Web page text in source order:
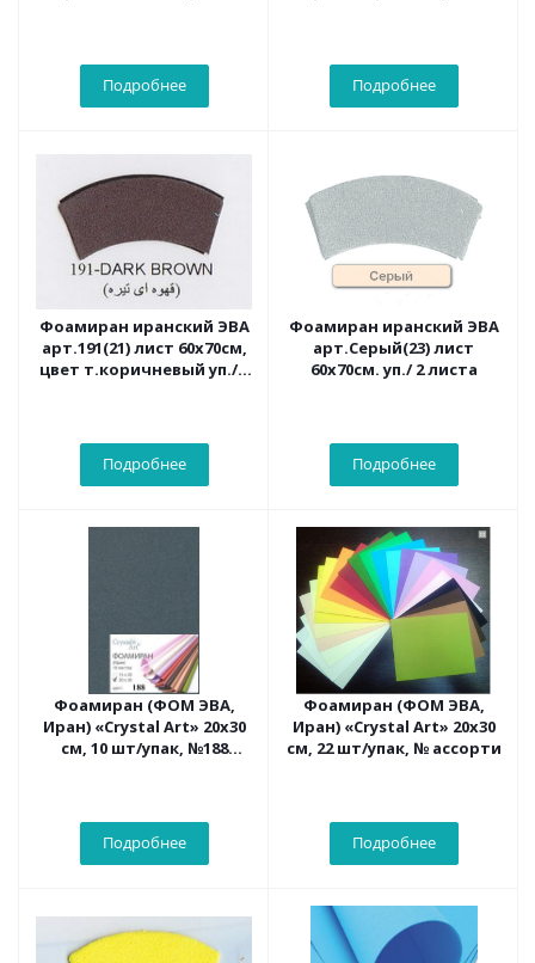
Подробнее Подробнее
Фоамиран иранский ЭВА
арт.191(21) лист 60х70см,
цвет т.коричневый уп./ 2
Подробнее
Фоамиран иранский ЭВА
арт.Серый(23) лист
60х70см. уп./ 2 листа
Подробнее
Фоамиран (ФОМ ЭВА,
Иран) «Crystal Art» 20х30
см, 10 шт/упак, №188
Подробнее
Фоамиран (ФОМ ЭВА,
Иран) «Crystal Art» 20х30
см, 22 шт/упак, № ассорти
Подробнее